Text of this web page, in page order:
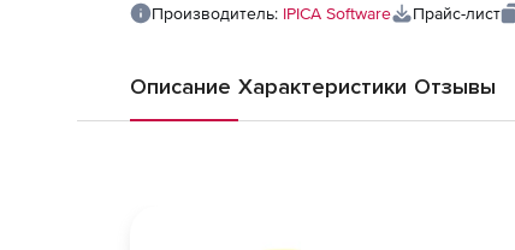
Производитель: IPICA Software Прайс-лист
Описание Характеристики Отзывы